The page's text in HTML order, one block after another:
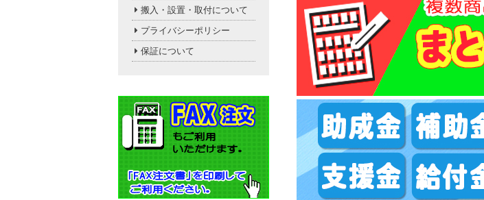
搬入・設置・取付について
プライバシーポリシー
保証について